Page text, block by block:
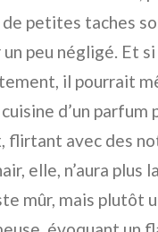
petites taches
peu négligé. Et
il pourrait
d’un parfum
flirtant avec des
elle, n’aura plus
mûr, mais plutôt